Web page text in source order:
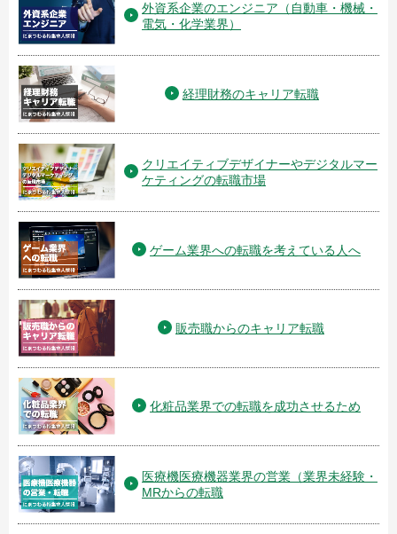
外資系企業のエンジニア（自動車・機械・
電気・化学業界）
経理財務のキャリア転職
クリエイティブデザイナーやデジタルマー
ケティングの転職市場
ゲーム業界への転職を考えている人へ
販売職からのキャリア転職
化粧品業界での転職を成功させるため
医療機医療機器業界の営業（業界未経験・
MRからの転職